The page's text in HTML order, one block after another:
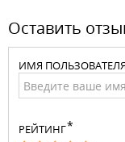
Оставить
ИМЯ ПОЛЬЗОВАТЕЛЯ
РЕЙТИНГ